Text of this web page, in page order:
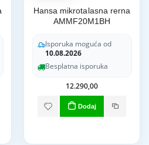
Hansa mikrotalasna rerna
AMMF20M1BH
Isporuka moguća od
10.08.2026
Besplatna isporuka
12.290,00
Dodaj